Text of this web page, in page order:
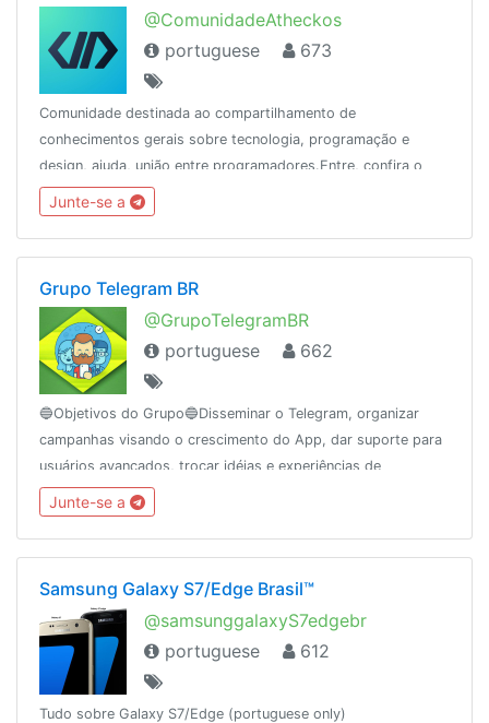
@ComunidadeAtheckos
portuguese
673
Comunidade destinada ao compartilhamento de
conhecimentos gerais sobre tecnologia, programação e
design, ajuda, união entre programadores.Entre, confira o
atheckos e compartilhe seus conhecimentos// 08/2018🤝
Parceria@TIDadepressaoOficial
Junte-se a
Grupo Telegram BR
@GrupoTelegramBR
portuguese
662
🔵Objetivos do Grupo🔵Disseminar o Telegram, organizar
campanhas visando o crescimento do App, dar suporte para
usuários avançados, trocar idéias e experiências de
tecnologia, agregando usuários pela interação.REGRAS👉
https://t.me/GrupoTelegramBR/434
Junte-se a
Samsung Galaxy S7/Edge Brasil™
@samsunggalaxyS7edgebr
portuguese
612
Tudo sobre Galaxy S7/Edge (portuguese only)